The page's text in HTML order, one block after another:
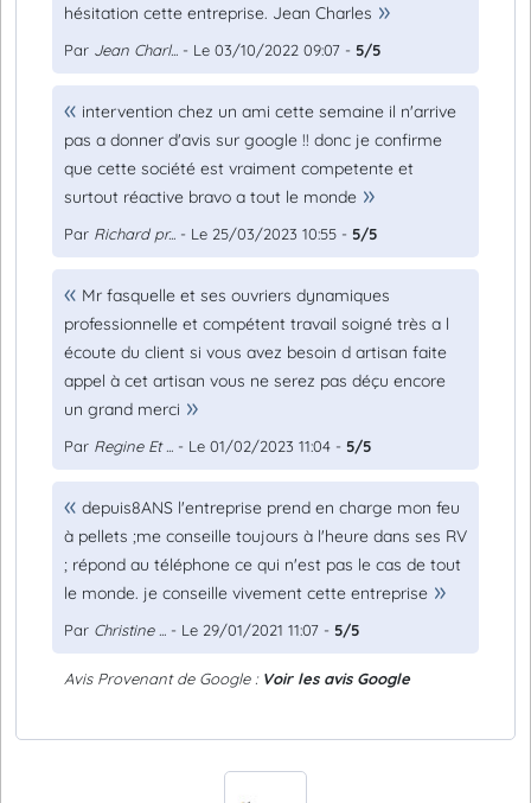
hésitation cette entreprise. Jean Charles
Par Jean Charl... - Le 03/10/2022 09:07 - 5/5
intervention chez un ami cette semaine il n'arrive
pas a donner d'avis sur google !! donc je confirme
que cette société est vraiment competente et
surtout réactive bravo a tout le monde
Par Richard pr... - Le 25/03/2023 10:55 - 5/5
Mr fasquelle et ses ouvriers dynamiques
professionnelle et compétent travail soigné très a l
écoute du client si vous avez besoin d artisan faite
appel à cet artisan vous ne serez pas déçu encore
un grand merci
Par Regine Et ... - Le 01/02/2023 11:04 - 5/5
depuis8ANS l'entreprise prend en charge mon feu
à pellets ;me conseille toujours à l'heure dans ses RV
; répond au téléphone ce qui n'est pas le cas de tout
le monde. je conseille vivement cette entreprise
Par Christine ... - Le 29/01/2021 11:07 - 5/5
Avis Provenant de Google : Voir les avis Google